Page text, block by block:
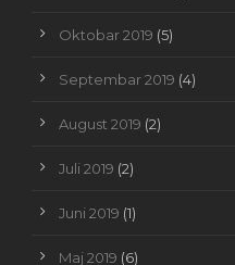
Oktobar 2019 (5)
Septembar 2019 (4)
August 2019 (2)
Juli 2019 (2)
Juni 2019 (1)
Maj 2019 (6)